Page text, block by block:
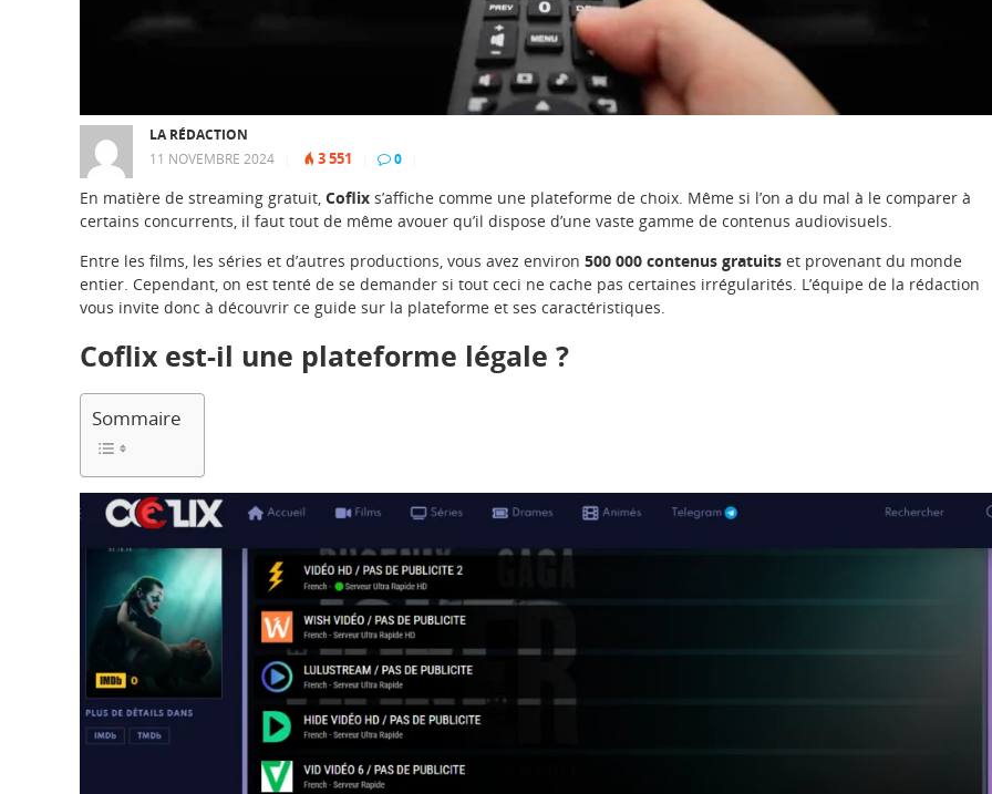
LA RÉDACTION
11 NOVEMBRE 2024
3 551 0
En matière de streaming gratuit, Coflix s’affiche comme une plateforme de choix. Même si l’on a du mal à le comparer à
certains concurrents, il faut tout de même avouer qu’il dispose d’une vaste gamme de contenus audiovisuels.
Entre les films, les séries et d’autres productions, vous avez environ 500 000 contenus gratuits et provenant du monde
entier. Cependant, on est tenté de se demander si tout ceci ne cache pas certaines irrégularités. L’équipe de la rédaction
vous invite donc à découvrir ce guide sur la plateforme et ses caractéristiques.
Coflix est-il une plateforme légale ?
Sommaire